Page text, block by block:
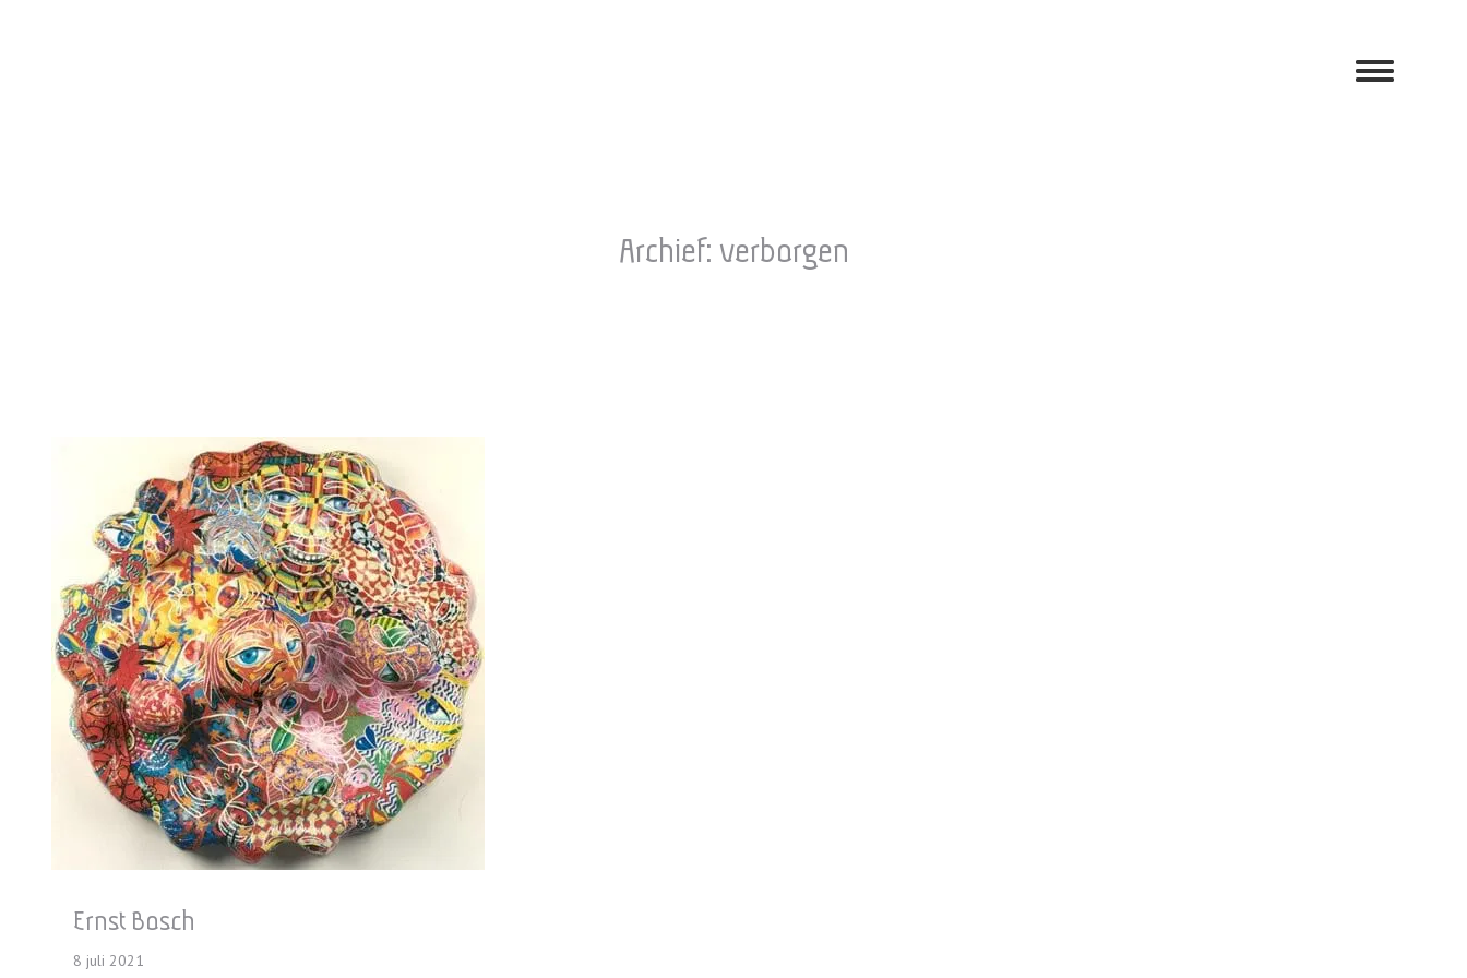
Archief: verborgen
Ernst Bosch
8 juli 2021